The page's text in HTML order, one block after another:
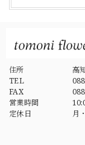
住所
高
TEL
FAX
営業時間
定休日
月